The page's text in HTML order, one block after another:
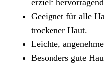
erzielt
Geeignet für alle
trockener Haut.
Leichte,
Besonders gute